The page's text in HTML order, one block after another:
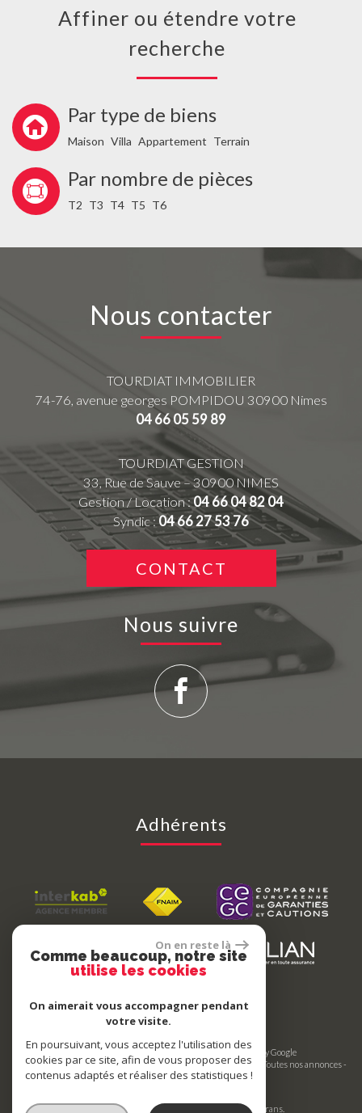
Affiner ou étendre votre
recherche
Par type de biens
Maison Villa Appartement Terrain
Par nombre de pièces
T2 T3 T4 T5 T6
Nous contacter
TOURDIAT IMMOBILIER
74-76, avenue georges POMPIDOU 30900 Nimes
04 66 05 59 89
TOURDIAT GESTION
33, Rue de Sauve – 30900 NIMES
Gestion / Location :04 66 04 82 04
Syndic :04 66 27 53 76
CONTACT
Nous suivre
Adhérents
© 2026 | Tous droits réservés | Traduction powered by Google
Plan du site- Mentions légales- Nos honoraires -Liens- Admin Toutes nos annonces-
Politique RGPD
un seul site adaptable à tous les types d'écrans.
On en reste là
Comme beaucoup, notre site
utilise les cookies
On aimerait vous accompagner pendant
votre visite.
En poursuivant, vous acceptez l'utilisation des
cookies par ce site, afin de vous proposer des
contenus adaptés et réaliser des statistiques !